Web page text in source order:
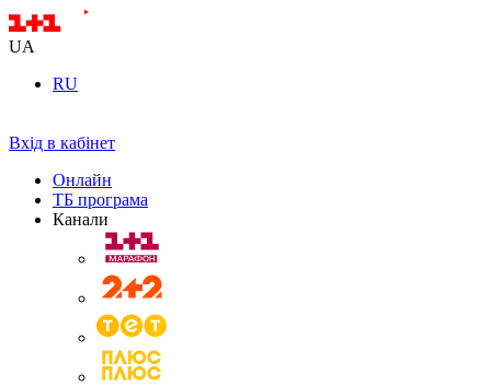
UA
RU
Вхід в кабінет
Онлайн
ТБ програма
Канали